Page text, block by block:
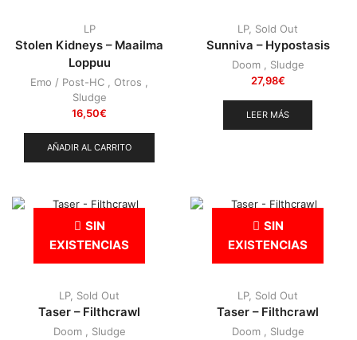
LP
Stolen Kidneys – Maailma
Loppuu
Emo / Post-HC Otros
Sludge
16,50€
AÑADIR AL CARRITO
LP, Sold Out
Sunniva – Hypostasis
Doom, Sludge
27,98€
LEER MÁS
SIN
EXISTENCIAS
LP, Sold Out
Taser – Filthcrawl
Doom, Sludge
SIN
EXISTENCIAS
LP, Sold Out
Taser – Filthcrawl
Doom, Sludge